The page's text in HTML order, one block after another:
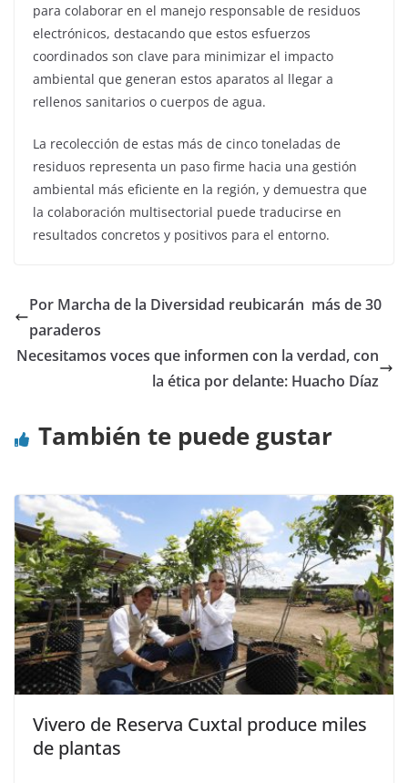
para colaborar en el manejo responsable de residuos
electrónicos, destacando que estos esfuerzos
coordinados son clave para minimizar el impacto
ambiental que generan estos aparatos al llegar a
rellenos sanitarios o cuerpos de agua.
La recolección de estas más de cinco toneladas de
residuos representa un paso firme hacia una gestión
ambiental más eficiente en la región, y demuestra que
la colaboración multisectorial puede traducirse en
resultados concretos y positivos para el entorno.
Por Marcha de la Diversidad reubicarán más de 30
paraderos
Necesitamos voces que informen con la verdad, con
la ética por delante: Huacho Díaz
También te puede gustar
Vivero de Reserva Cuxtal produce miles
de plantas